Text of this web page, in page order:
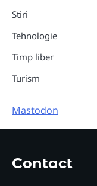
Stiri
Tehnologie
Timp liber
Turism
Mastodon
Contact